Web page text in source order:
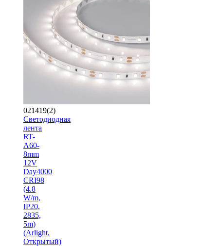
021419(2)
Светодиодная
лента
RT-
A60-
8mm
12V
Day4000
CRI98
(4.8
W/m,
IP20,
2835,
5m)
(Arlight,
Открытый)